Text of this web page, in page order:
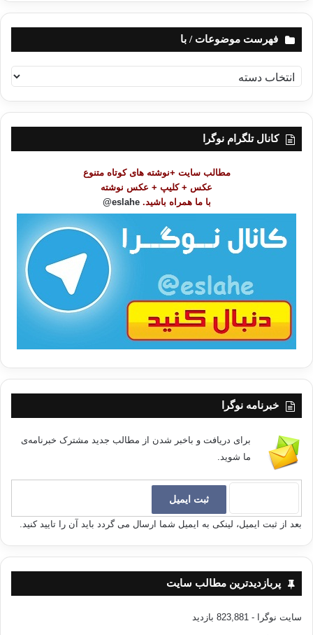
فهرست موضوعات / با
ه
ر
کانال تلگرام نوگرا
مطالب سایت +نوشته های کوتاه متنوع
عکس + کلیپ + عکس نوشته
با ما همراه باشید. eslahe@
خبرنامه نوگرا
برای دریافت و باخبر شدن از مطالب جدید مشترک خبرنامه‌ی
ما شوید.
بعد از ثبت ایمیل، لینکی به ایمیل شما ارسال می گردد باید آن را تایید کنید.
پربازدیدترین مطالب سایت
سایت نوگرا - 823,881 بازدید